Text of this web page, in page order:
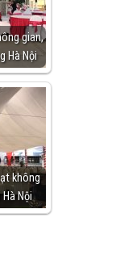
gian,
Hà Nội
không
Nội